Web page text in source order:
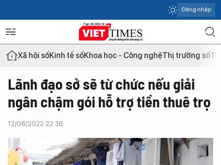
Đăng nhập
Xã hội sốKinh tế sốKhoa học - Công nghệThị trường số
Lãnh đạo sở sẽ từ chức nếu giải
ngân chậm gói hỗ trợ tiền thuê trọ
12/08/2022 22:36